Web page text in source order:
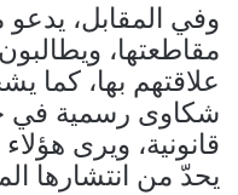
وفي المقابل، يدعو
مقاطعتها،
علاقتهم بها، كما
شكاوى رسمية في
قانونية، ويرى
يحدّ من انتشارها